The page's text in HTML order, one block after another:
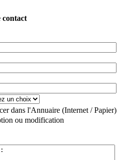
contact
dans l'Annuaire (Internet / Papier)
ou modification